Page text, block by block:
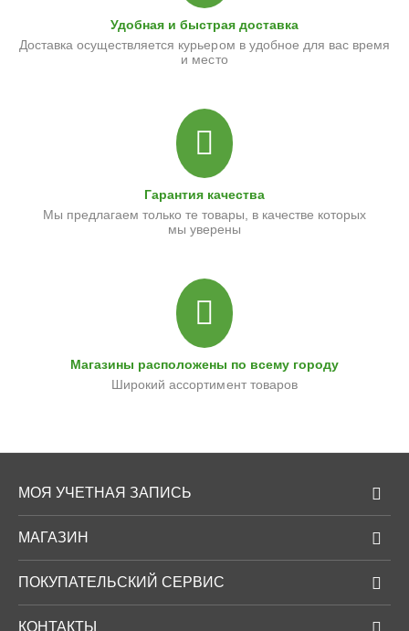
Удобная и быстрая доставка
Доставка осуществляется курьером в удобное для вас время
и место
Гарантия качества
Мы предлагаем только те товары, в качестве которых
мы уверены
Магазины расположены по всему городу
Широкий ассортимент товаров
МОЯ УЧЕТНАЯ ЗАПИСЬ
МАГАЗИН
ПОКУПАТЕЛЬСКИЙ СЕРВИС
КОНТАКТЫ